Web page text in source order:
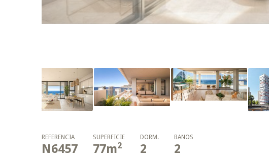
REFERENCIA
N6457
SUPERFICIE
77m2
DORM.
2
BAÑOS
2